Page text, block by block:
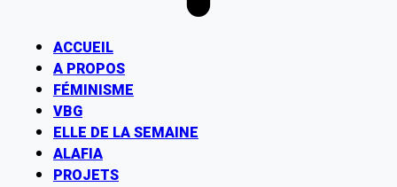
ACCUEIL
A PROPOS
FÉMINISME
VBG
ELLE DE LA SEMAINE
ALAFIA
PROJETS